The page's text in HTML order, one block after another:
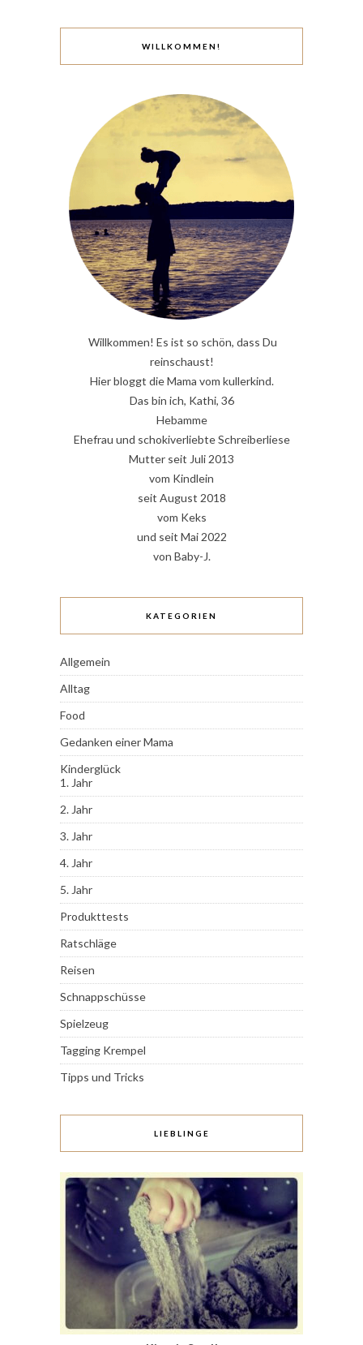
WILLKOMMEN!
Willkommen! Es ist so schön, dass Du
reinschaust!
Hier bloggt die Mama vom kullerkind.
Das bin ich, Kathi, 36
Hebamme
Ehefrau und schokiverliebte Schreiberliese
Mutter seit Juli 2013
vom Kindlein
seit August 2018
vom Keks
und seit Mai 2022
von Baby-J.
KATEGORIEN
Allgemein
Alltag
Food
Gedanken einer Mama
Kinderglück
1. Jahr
2. Jahr
3. Jahr
4. Jahr
5. Jahr
Produkttests
Ratschläge
Reisen
Schnappschüsse
Spielzeug
Tagging Krempel
Tipps und Tricks
LIEBLINGE